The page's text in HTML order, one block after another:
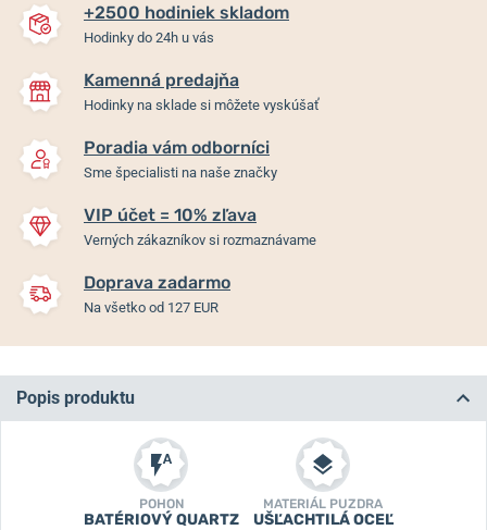
+2500 hodiniek skladom
Hodinky do 24h u vás
Kamenná predajňa
Hodinky na sklade si môžete vyskúšať
Poradia vám odborníci
Sme špecialisti na naše značky
VIP účet = 10% zľava
Verných zákazníkov si rozmaznávame
Doprava zadarmo
Na všetko od 127 EUR
Popis produktu
POHON
BATÉRIOVÝ QUARTZ
MATERIÁL PUZDRA
UŠĽACHTILÁ OCEĽ